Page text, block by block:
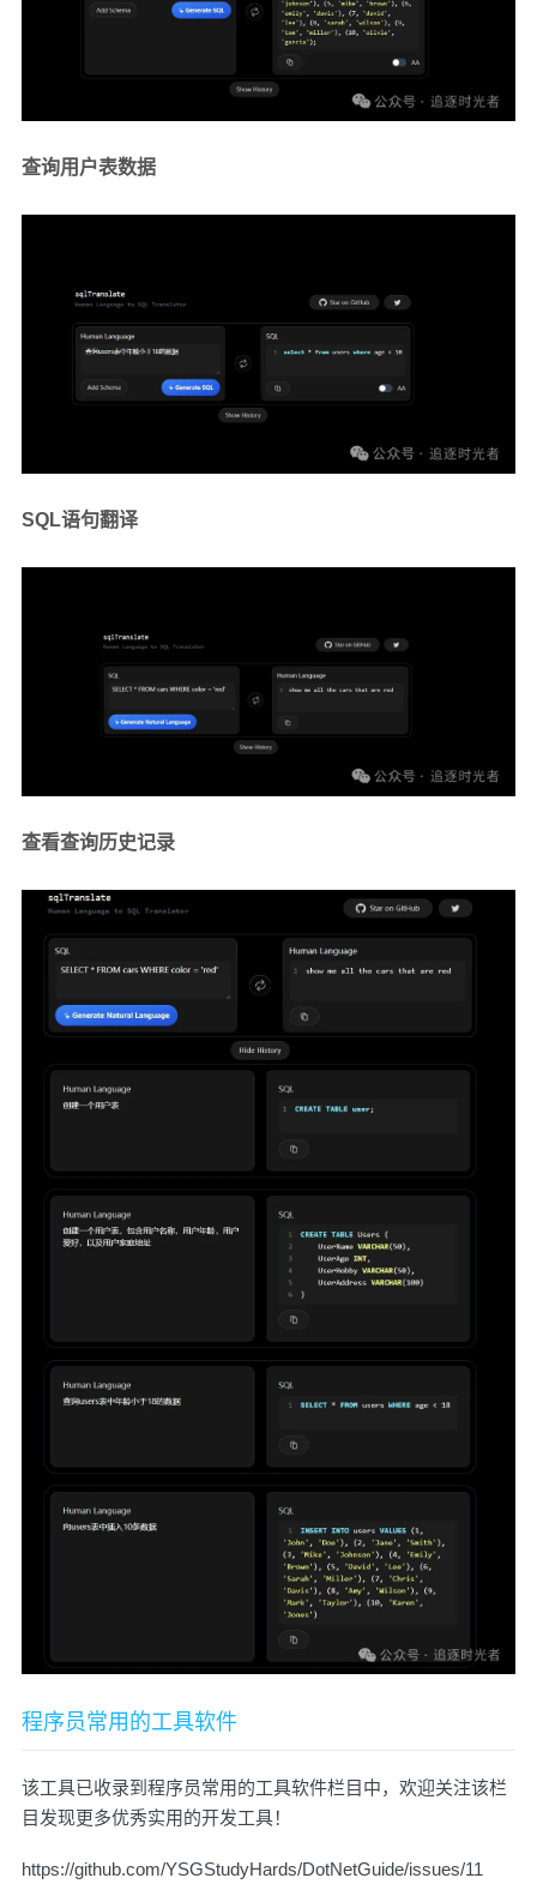
查询用户表数据
SQL语句翻译
查看查询历史记录
程序员常用的工具软件
该工具已收录到程序员常用的工具软件栏目中，欢迎关注该栏
目发现更多优秀实用的开发工具！
https://github.com/YSGStudyHards/DotNetGuide/issues/11